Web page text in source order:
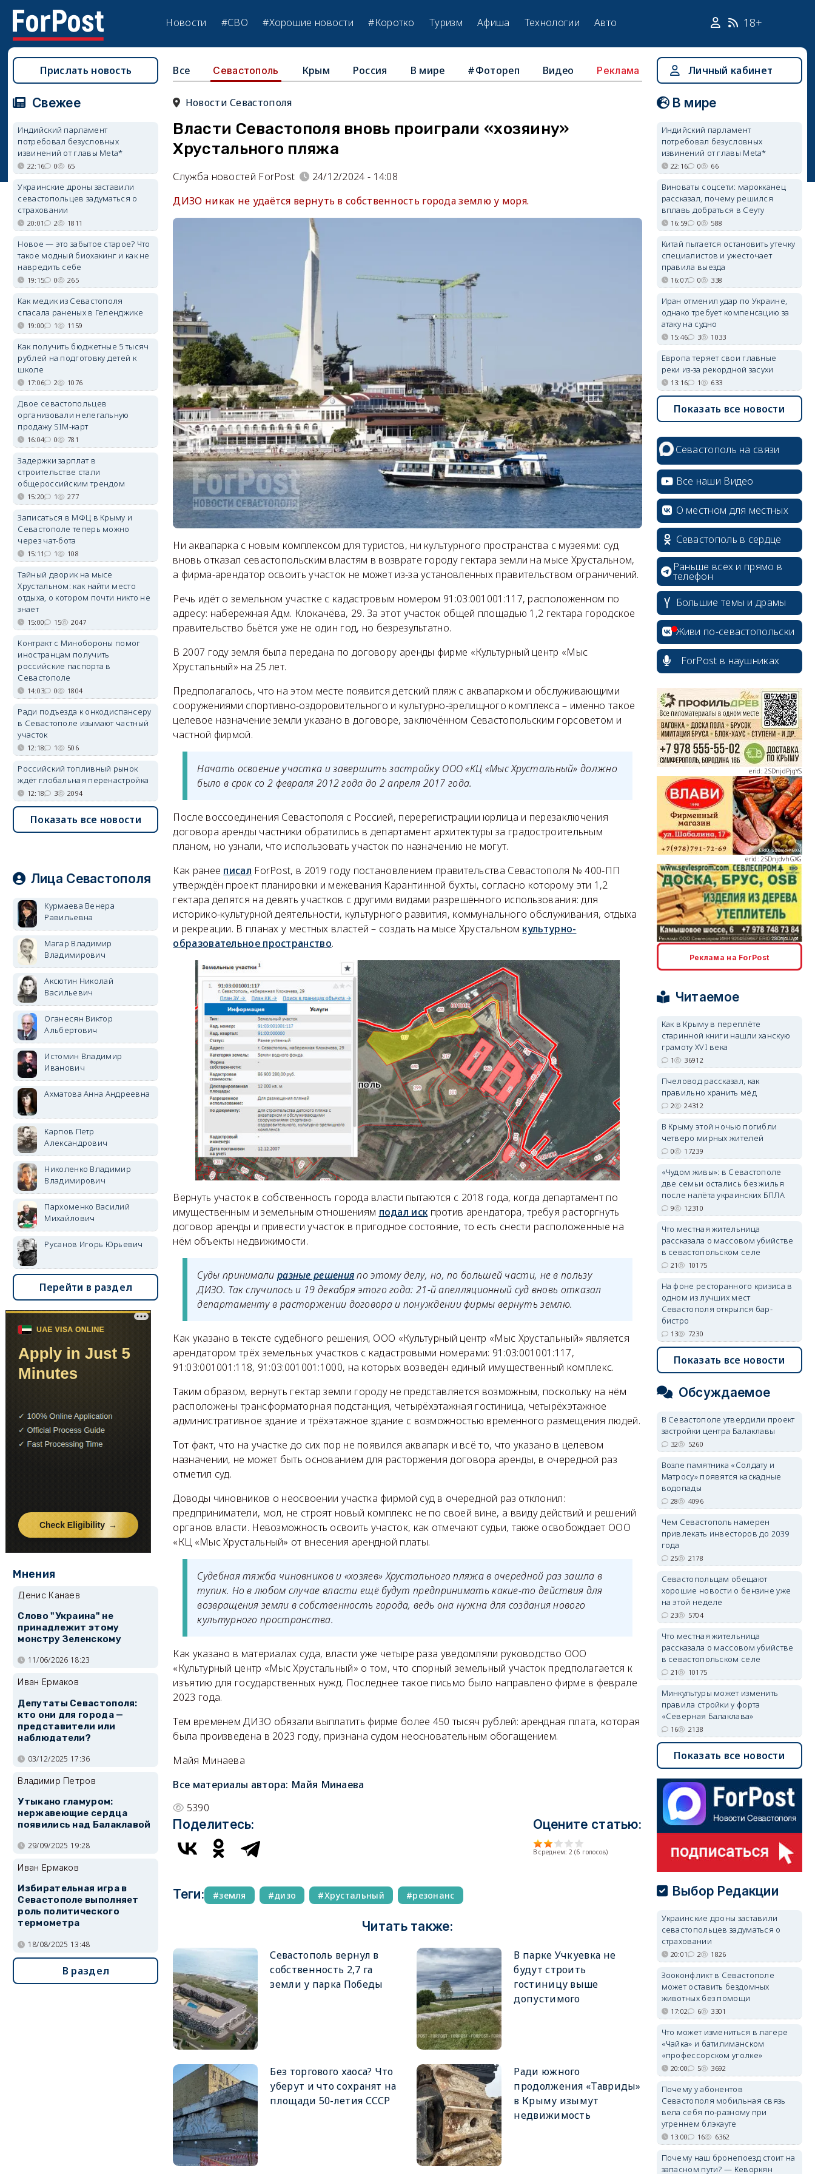
Новости #СВО #Хорошие новости #Коротко Туризм Афиша Технологии Авто 18+
Все Севастополь Крым Россия В мире #Фотореп Видео Реклама
Новости Севастополя
Власти Севастополя вновь проиграли «хозяину»
Хрустального пляжа
Служба новостей ForPost
24/12/2024 - 14:08
ДИЗО никак не удаётся вернуть в собственность города землю у моря.
Ни аквапарка с новым комплексом для туристов, ни культурного пространства с музеями: суд
вновь отказал севастопольским властям в возврате городу гектара земли на мысе Хрустальном,
а фирма-арендатор освоить участок не может из-за установленных правительством ограничений.
Речь идёт о земельном участке с кадастровым номером 91:03:001001:117, расположенном по
адресу: набережная Адм. Клокачёва, 29. За этот участок общей площадью 1,2 гектара городское
правительство бьётся уже не один год, но безрезультатно.
В 2007 году земля была передана по договору аренды фирме «Культурный центр «Мыс
Хрустальный» на 25 лет.
Предполагалось, что на этом месте появится детский пляж с аквапарком и обслуживающими
сооружениями спортивно-оздоровительного и культурно-зрелищного комплекса – именно такое
целевое назначение земли указано в договоре, заключённом Севастопольским горсоветом и
частной фирмой.
Начать освоение участка и завершить застройку ООО «КЦ «Мыс Хрустальный» должно
было в срок со 2 февраля 2012 года до 2 апреля 2017 года.
После воссоединения Севастополя с Россией, перерегистрации юрлица и перезаключения
договора аренды частники обратились в департамент архитектуры за градостроительным
планом, но узнали, что использовать участок по назначению не могут.
Как ранее писал ForPost, в 2019 году постановлением правительства Севастополя № 400-ПП
утверждён проект планировки и межевания Карантинной бухты, согласно которому эти 1,2
гектара делятся на девять участков с другими видами разрешённого использования: для
историко-культурной деятельности, культурного развития, коммунального обслуживания, отдыха
и рекреации. В планах у местных властей – создать на мысе Хрустальном культурно-
образовательное пространство.
Вернуть участок в собственность города власти пытаются с 2018 года, когда департамент по
имущественным и земельным отношениям подал иск против арендатора, требуя расторгнуть
договор аренды и привести участок в пригодное состояние, то есть снести расположенные на
нём объекты недвижимости.
Суды принимали разные решенияпо этому делу, но, по большей части, не в пользу
ДИЗО. Так случилось и 19 декабря этого года: 21-й апелляционный суд вновь отказал
департаменту в расторжении договора и понуждении фирмы вернуть землю.
Как указано в тексте судебного решения, ООО «Культурный центр «Мыс Хрустальный» является
арендатором трёх земельных участков с кадастровыми номерами: 91:03:001001:117,
91:03:001001:118, 91:03:001001:1000, на которых возведён единый имущественный комплекс.
Таким образом, вернуть гектар земли городу не представляется возможным, поскольку на нём
расположены трансформаторная подстанция, четырёхэтажная гостиница, четырёхэтажное
административное здание и трёхэтажное здание с возможностью временного размещения людей.
Тот факт, что на участке до сих пор не появился аквапарк и всё то, что указано в целевом
назначении, не может быть основанием для расторжения договора аренды, в очередной раз
отметил суд.
Доводы чиновников о неосвоении участка фирмой суд в очередной раз отклонил:
предприниматели, мол, не строят новый комплекс не по своей вине, а ввиду действий и решений
органов власти. Невозможность освоить участок, как отмечают судьи, также освобождает ООО
«КЦ «Мыс Хрустальный» от внесения арендной платы.
Судебная тяжба чиновников и «хозяев» Хрустального пляжа в очередной раз зашла в
тупик. Но в любом случае власти ещё будут предпринимать какие-то действия для
возвращения земли в собственность города, ведь она нужна для создания нового
культурного пространства.
Как указано в материалах суда, власти уже четыре раза уведомляли руководство ООО
«Культурный центр «Мыс Хрустальный» о том, что спорный земельный участок предполагается к
изъятию для государственных нужд. Последнее такое письмо было направлено фирме в феврале
2023 года.
Тем временем ДИЗО обязали выплатить фирме более 450 тысяч рублей: арендная плата, которая
была произведена в 2023 году, признана судом неосновательным обогащением.
Майя Минаева
Все материалы автора: Майя Минаева
5390
Поделитесь: Оцените статью:
В среднем: 2 (6 голосов)
Теги: земля дизо Хрустальный резонанс
Читать также:
Севастополь вернул в
собственность 2,7 га
земли у парка Победы
В парке Учкуевка не
будут строить
гостиницу выше
допустимого
Без торгового хаоса? Что
уберут и что сохранят на
площади 50-летия СССР
Ради южного
продолжения «Тавриды»
в Крыму изымут
недвижимость
Прислать новость
Свежее
Индийский парламент
потребовал безусловных
извинений от главы Meta*
22:16 0 65
Украинские дроны заставили
севастопольцев задуматься о
страховании
20:01 2 1811
Новое — это забытое старое? Что
такое модный биохакинг и как не
навредить себе
19:15 0 265
Как медик из Севастополя
спасала раненых в Геленджике
19:00 1 1159
Как получить бюджетные 5 тысяч
рублей на подготовку детей к
школе
17:06 2 1076
Двое севастопольцев
организовали нелегальную
продажу SIM-карт
16:04 0 781
Задержки зарплат в
строительстве стали
общероссийским трендом
15:20 1 277
Записаться в МФЦ в Крыму и
Севастополе теперь можно
через чат-бота
15:11 1 108
Тайный дворик на мысе
Хрустальном: как найти место
отдыха, о котором почти никто не
знает
15:00 15 2047
Контракт с Минобороны помог
иностранцам получить
российские паспорта в
Севастополе
14:03 0 1804
Ради подъезда к онкодиспансеру
в Севастополе изымают частный
участок
12:18 1 506
Российский топливный рынок
ждёт глобальная перенастройка
12:18 3 2094
Показать все новости
Лица Севастополя
Курмаева Венера
Равильевна
Магар Владимир
Владимирович
Аксютин Николай
Васильевич
Оганесян Виктор
Альбертович
Истомин Владимир
Иванович
Ахматова Анна Андреевна
Карпов Петр
Александрович
Николенко Владимир
Владимирович
Пархоменко Василий
Михайлович
Русанов Игорь Юрьевич
Перейти в раздел
Мнения
Денис Канаев
Слово "Украина" не
принадлежит этому
монстру Зеленскому
11/06/2026 18:23
Иван Ермаков
Депутаты Севастополя:
кто они для города —
представители или
наблюдатели?
03/12/2025 17:36
Владимир Петров
Утыкано гламуром:
нержавеющие сердца
появились над Балаклавой
29/09/2025 19:28
Иван Ермаков
Избирательная игра в
Севастополе выполняет
роль политического
термометра
18/08/2025 13:48
В раздел
Личный кабинет
В мире
Индийский парламент
потребовал безусловных
извинений от главы Meta*
22:16 0 66
Виноваты соцсети: марокканец
рассказал, почему решился
вплавь добраться в Сеуту
16:59 0 588
Китай пытается остановить утечку
специалистов и ужесточает
правила выезда
16:07 0 338
Иран отменил удар по Украине,
однако требует компенсацию за
атаку на судно
15:46 3 1033
Европа теряет свои главные
реки из-за рекордной засухи
13:16 1 633
Показать все новости
Севастополь на связи
Все наши Видео
О местном для местных
Севастополь в сердце
Раньше всех и прямо в
телефон
Большие темы и драмы
Живи по-севастопольски
ForPost в наушниках
erid: 2SDnjdPjgYS
erid: 2SDnjdvhGXG
erid: 2SDnjcLUypt
erid: 2SDnjcrDNw6
erid: 2SDnjdPjgYS
Реклама на ForPost
Читаемое
Как в Крыму в переплёте
старинной книги нашли ханскую
грамоту XVI века
1 36912
Пчеловод рассказал, как
правильно хранить мёд
2 24312
В Крыму этой ночью погибли
четверо мирных жителей
0 17239
«Чудом живы»: в Севастополе
две семьи остались без жилья
после налёта украинских БПЛА
9 12310
Что местная жительница
рассказала о массовом убийстве
в севастопольском селе
21 10175
На фоне ресторанного кризиса в
одном из лучших мест
Севастополя открылся бар-
бистро
13 7230
Показать все новости
Обсуждаемое
В Севастополе утвердили проект
застройки центра Балаклавы
32 5260
Возле памятника «Солдату и
Матросу» появятся каскадные
водопады
28 4096
Чем Севастополь намерен
привлекать инвесторов до 2039
года
25 2178
Севастопольцам обещают
хорошие новости о бензине уже
на этой неделе
23 5704
Что местная жительница
рассказала о массовом убийстве
в севастопольском селе
21 10175
Минкультуры может изменить
правила стройки у форта
«Северная Балаклава»
16 2138
Показать все новости
Выбор Редакции
Украинские дроны заставили
севастопольцев задуматься о
страховании
20:01 2 1826
Зооконфликт в Севастополе
может оставить бездомных
животных без помощи
17:02 6 3301
Что может измениться в лагере
«Чайка» и батилиманском
«профессорском уголке»
20:00 5 3692
Почему у абонентов
Севастополя мобильная связь
вела себя по-разному при
утреннем блэкауте
13:00 16 6362
Почему наш бронепоезд стоит на
запасном пути? — Кеворкян